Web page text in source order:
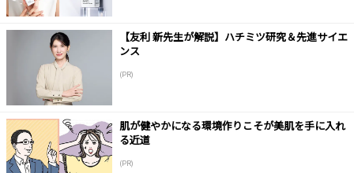
【友利 新先生が解説】ハチミツ研究＆先進サイエ
ンス
(PR)
肌が健やかになる環境作りこそが美肌を手に入れ
る近道
(PR)